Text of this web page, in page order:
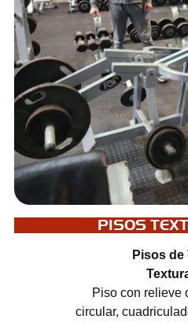
PISOS
Pisos de
Piso con relieve
circular,